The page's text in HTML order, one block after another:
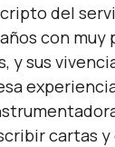
del
con
y sus
cartas